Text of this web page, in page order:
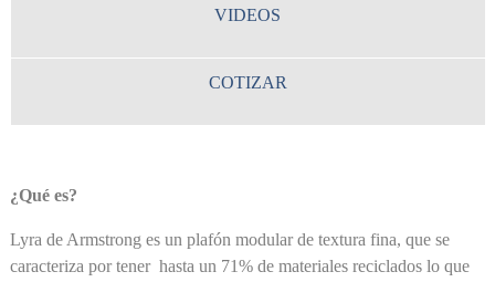
VIDEOS
COTIZAR
¿Qué es?
Lyra de Armstrong es un plafón modular de textura fina, que se
caracteriza por tener hasta un 71% de materiales reciclados lo que